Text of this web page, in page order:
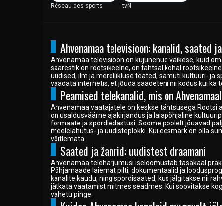
Hispaania
Horvaatia
Iisrael
India
Indoneesia
Iraak
Iraan
Island
Itaalia
Jamaica
Jeemen
Jordaania
Réseau des sports tvN
Ahvenamaa televisioon: kanalid, saated
Ahvenamaa televisioon on kujunenud väikese, kuid
saarestik on rootsikeelne, on tähtsal kohal
uudised, ilm ja mereliikluse teated, samuti kultuuri- ja
vaadata internetis, et jõuda saadeteni nii kodus kui ka
Peamised telekanalid, mis on
Ahvenamaa vaatajatele on keskse tähtsusega Rootsi
on usaldusväärne ajakirjandus ja laiapõhjaline
formaate ja spordiedastusi. Soome poolelt jõuavad
meelelahutus- ja uudisteplokki. Kui eesmärk on olla
võitlemata.
Saated ja žanrid: uudistest draamani
Ahvenamaa teleharjumusi iseloomustab tasakaal
Põhjamaade laiemat pilti; dokumentaalid ja
kanalite kaudu, ning spordisaated, kus jälgitakse nii
jätkata vaatamist mitmes seadmes. Kui soovitakse
vahetu pinge.